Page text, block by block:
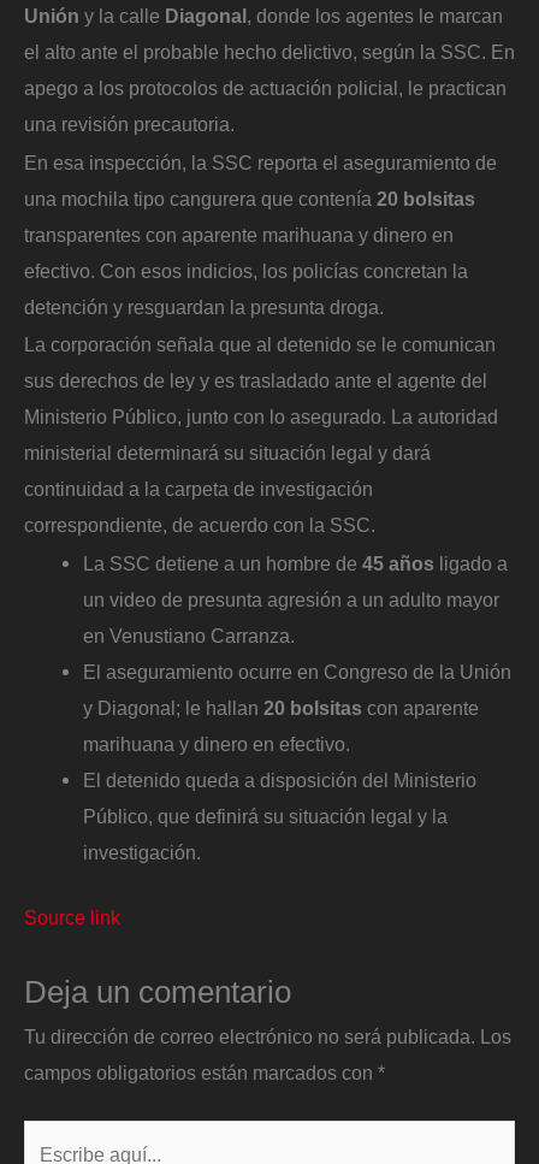
Unión y la calle Diagonal, donde los agentes le marcan
el alto ante el probable hecho delictivo, según la SSC. En
apego a los protocolos de actuación policial, le practican
una revisión precautoria.
En esa inspección, la SSC reporta el aseguramiento de
una mochila tipo cangurera que contenía 20 bolsitas
transparentes con aparente marihuana y dinero en
efectivo. Con esos indicios, los policías concretan la
detención y resguardan la presunta droga.
La corporación señala que al detenido se le comunican
sus derechos de ley y es trasladado ante el agente del
Ministerio Público, junto con lo asegurado. La autoridad
ministerial determinará su situación legal y dará
continuidad a la carpeta de investigación
correspondiente, de acuerdo con la SSC.
La SSC detiene a un hombre de45 años ligado a
un video de presunta agresión a un adulto mayor
en Venustiano Carranza.
El aseguramiento ocurre en Congreso de la Unión
y Diagonal; le hallan20 bolsitas con aparente
marihuana y dinero en efectivo.
El detenido queda a disposición del Ministerio
Público, que definirá su situación legal y la
investigación.
Source link
Deja un comentario
Tu dirección de correo electrónico no será publicada. Los
campos obligatorios están marcados con *